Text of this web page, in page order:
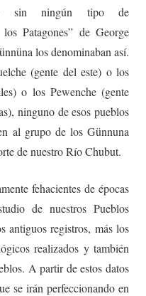
sin ningún tipo de
Patagones” de George
los denominaban así.
(gente del este) o los
o los Pewenche (gente
ninguno de esos pueblos
al grupo de los Günnuna
de nuestro Río Chubut.
fehacientes de épocas
de nuestros Pueblos
antiguos registros, más los
realizados y también
A partir de estos datos
se irán perfeccionando en